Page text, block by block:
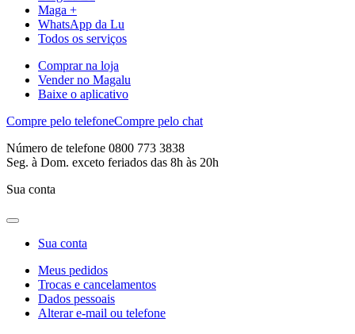
Maga +
WhatsApp da Lu
Todos os serviços
Comprar na loja
Vender no Magalu
Baixe o aplicativo
Compre pelo telefoneCompre pelo chat
Número de telefone 0800 773 3838
Seg. à Dom. exceto feriados das 8h às 20h
Sua conta
Sua conta
Meus pedidos
Trocas e cancelamentos
Dados pessoais
Alterar e-mail ou telefone